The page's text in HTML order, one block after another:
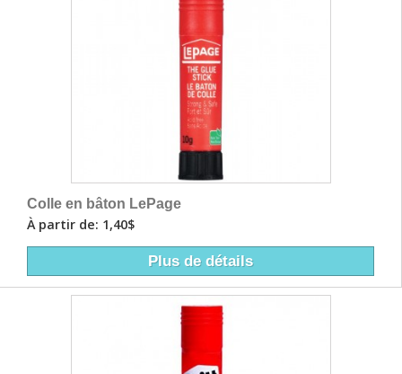
Colle en bâton LePage
À partir de: 1,40$
Plus de détails